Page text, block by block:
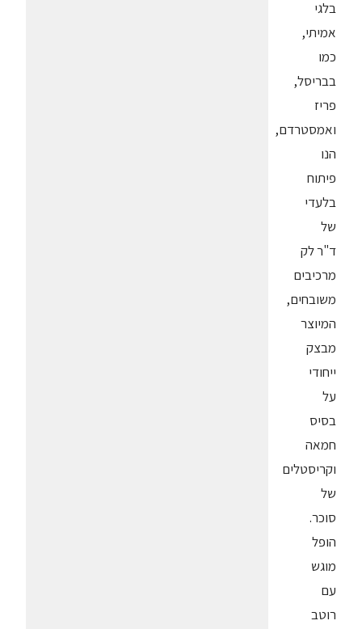
בלגי
אמיתי,
כמו
בבריסל,
פריז
ואמסטרדם,
הנו
פיתוח
בלעדי
של
ד"ר לק
מרכיבים
משובחים,
המיוצר
מבצק
ייחודי
על
בסיס
חמאה
וקריסטלים
של
סוכר.
הופל
מוגש
עם
רוטב